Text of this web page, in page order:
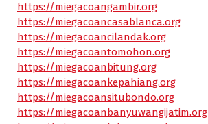
https://miegacoangambir.org
https://miegacoancasablanca.org
https://miegacoancilandak.org
https://miegacoantomohon.org
https://miegacoanbitung.org
https://miegacoankepahiang.org
https://miegacoansitubondo.org
https://miegacoanbanyuwangijatim.org